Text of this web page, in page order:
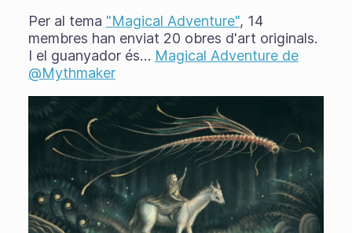
Per al tema "Magical Adventure", 14
membres han enviat 20 obres d'art originals.
I el guanyador és… Magical Adventure de
@Mythmaker